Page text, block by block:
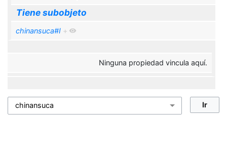
Tiene subobjeto
chinansuca#I +
Ninguna propiedad vincula aquí.